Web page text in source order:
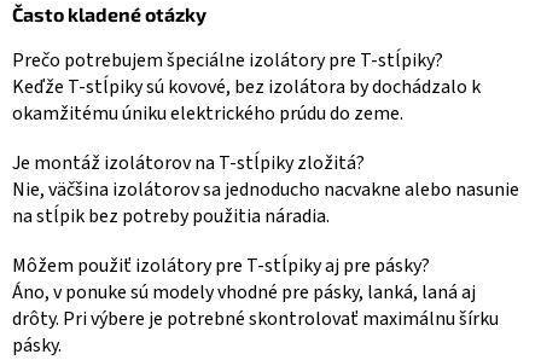
Často kladené otázky
Prečo potrebujem špeciálne izolátory pre T-stĺpiky?
Keďže T-stĺpiky sú kovové, bez izolátora by dochádzalo k
okamžitému úniku elektrického prúdu do zeme.
Je montáž izolátorov na T-stĺpiky zložitá?
Nie, väčšina izolátorov sa jednoducho nacvakne alebo nasunie
na stĺpik bez potreby použitia náradia.
Môžem použiť izolátory pre T-stĺpiky aj pre pásky?
Áno, v ponuke sú modely vhodné pre pásky, lanká, laná aj
drôty. Pri výbere je potrebné skontrolovať maximálnu šírku
pásky.